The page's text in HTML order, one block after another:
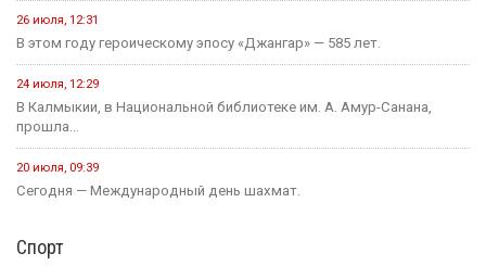
26 июля, 12:31
В этом году героическому эпосу «Джангар» — 585 лет.
24 июля, 12:29
В Калмыкии, в Национальной библиотеке им. А. Амур-Санана,
прошла...
20 июля, 09:39
Сегодня — Международный день шахмат.
Спорт